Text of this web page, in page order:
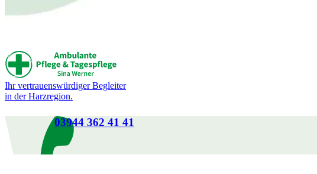
Ihr vertrauenswürdiger Begleiter
in der Harzregion.
03944 362 41 41